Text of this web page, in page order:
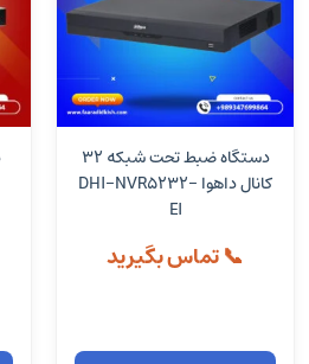
دستگاه ضبط تحت شبکه 32
کانال داهوا DHI-NVR5232-
EI
📞 تماس بگیرید